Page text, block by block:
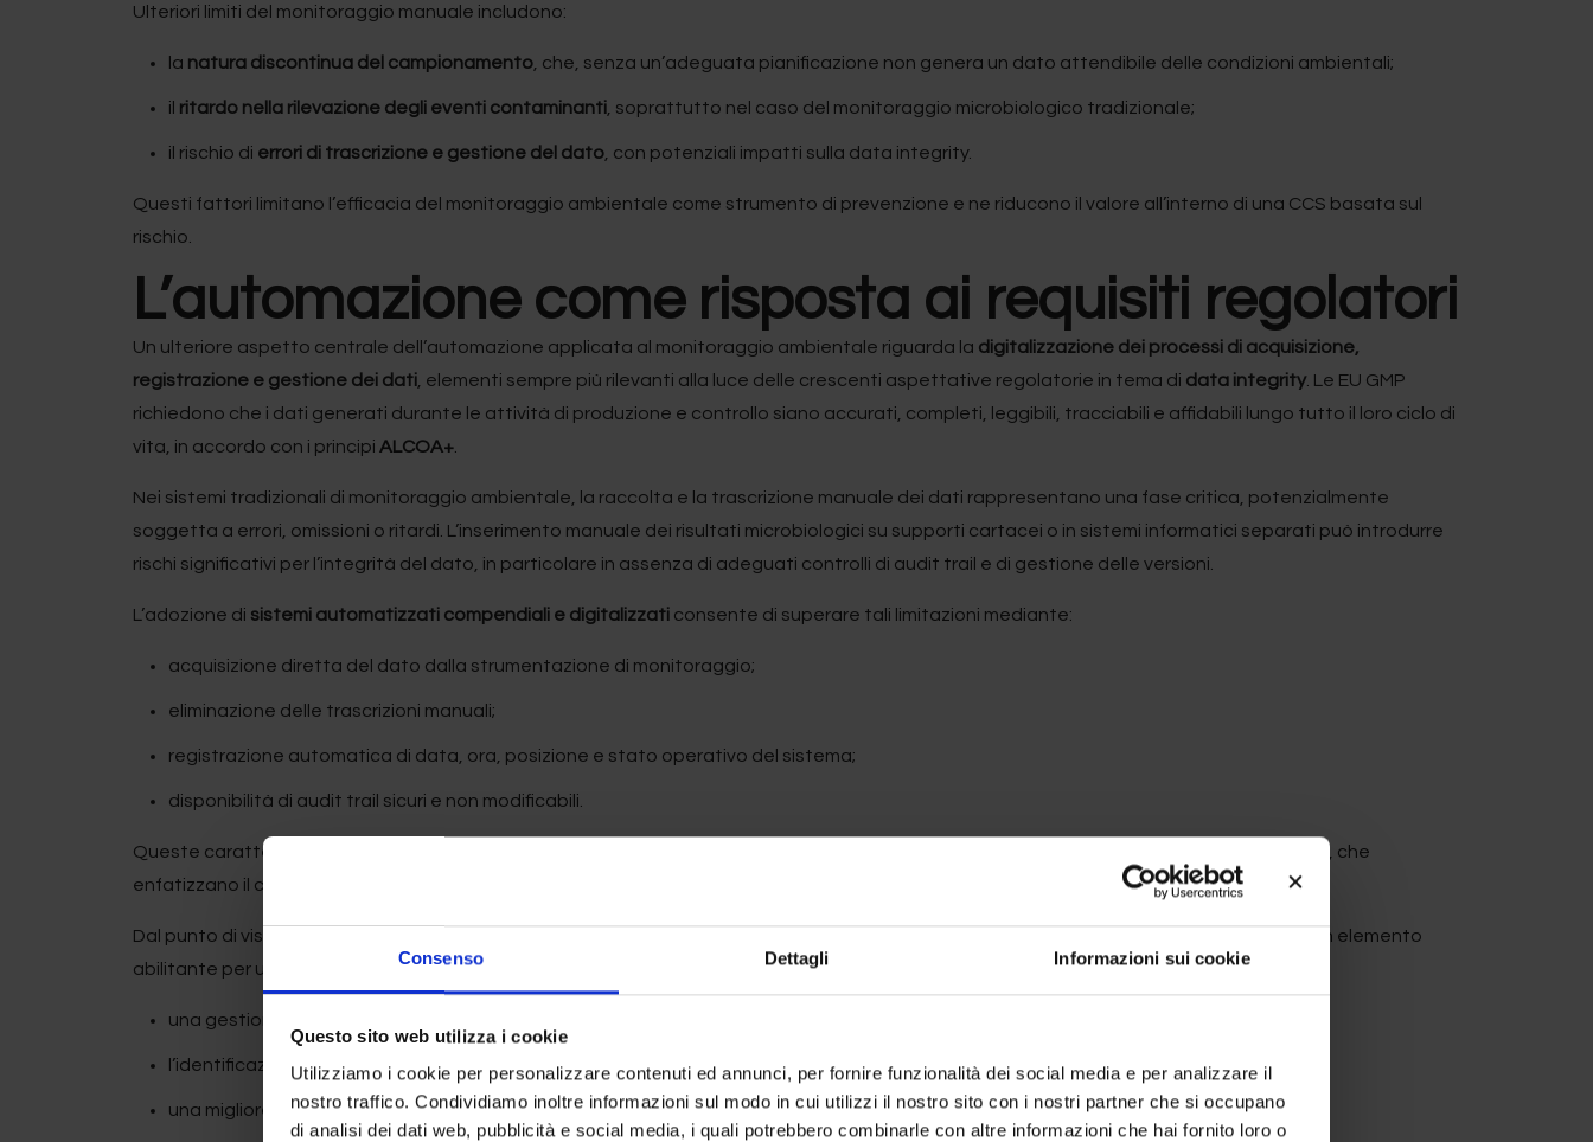
Consenso Dettagli Informazioni sui cookie
Questo sito web utilizza i cookie
Utilizziamo i cookie per personalizzare contenuti ed annunci, per fornire funzionalità dei social media e per analizzare il
nostro traffico. Condividiamo inoltre informazioni sul modo in cui utilizzi il nostro sito con i nostri partner che si occupano
di analisi dei dati web, pubblicità e social media, i quali potrebbero combinarle con altre informazioni che hai fornito loro o
Ulteriori limiti del monitoraggio manuale includono:
la natura discontinua del campionamento , che, senza un’adeguata pianificazione non genera un dato attendibile delle condizioni ambientali;
il ritardo nella rilevazione degli eventi contaminanti , soprattutto nel caso del monitoraggio microbiologico tradizionale;
il rischio di errori di trascrizione e gestione del dato , con potenziali impatti sulla data integrity.
Questi fattori limitano l’efficacia del monitoraggio ambientale come strumento di prevenzione e ne riducono il valore all’interno di una CCS basata sul
rischio.
L’automazione come risposta ai requisiti regolatori
Un ulteriore aspetto centrale dell’automazione applicata al monitoraggio ambientale riguarda la digitalizzazione dei processi di acquisizione,
registrazione e gestione dei dati , elementi sempre più rilevanti alla luce delle crescenti aspettative regolatorie in tema di data integrity . Le EU GMP
richiedono che i dati generati durante le attività di produzione e controllo siano accurati, completi, leggibili, tracciabili e affidabili lungo tutto il loro ciclo di
vita, in accordo con i principi ALCOA+
Nei sistemi tradizionali di monitoraggio ambientale, la raccolta e la trascrizione manuale dei dati rappresentano una fase critica, potenzialmente
soggetta a errori, omissioni o ritardi. L’inserimento manuale dei risultati microbiologici su supporti cartacei o in sistemi informatici separati può introdurre
rischi significativi per l’integrità del dato, in particolare in assenza di adeguati controlli di audit trail e di gestione delle versioni.
L’adozione di sistemi automatizzati compendiali e digitalizzati consente di superare tali limitazioni mediante:
acquisizione diretta del dato dalla strumentazione di monitoraggio;
eliminazione delle trascrizioni manuali;
registrazione automatica di data, ora, posizione e stato operativo del sistema;
disponibilità di audit trail sicuri e non modificabili.
Queste caratteristiche risultano pienamente allineate con i requisiti del
sui sistemi computerizzati, che
enfatizzano il controllo dell’accesso, la tracciabilità delle modifiche e la protezione del dato da alterazioni non autorizzate.
Dal punto di vista della
, l’automazione della gestione dei dati di monitoraggio ambientale rappresenta un elemento
abilitante per una valutazione più efficace del rischio. La disponibilità di dati strutturati, continui e facilmente analizzabili consente infatti:
una gestione avanzata dei trend legati alla contaminazione;
l’identificazione precoce di segnali deboli di deterioramento delle condizioni controllate;
una migliore correlazione tra dati ambientali, eventi di processo e deviazioni qualitative.